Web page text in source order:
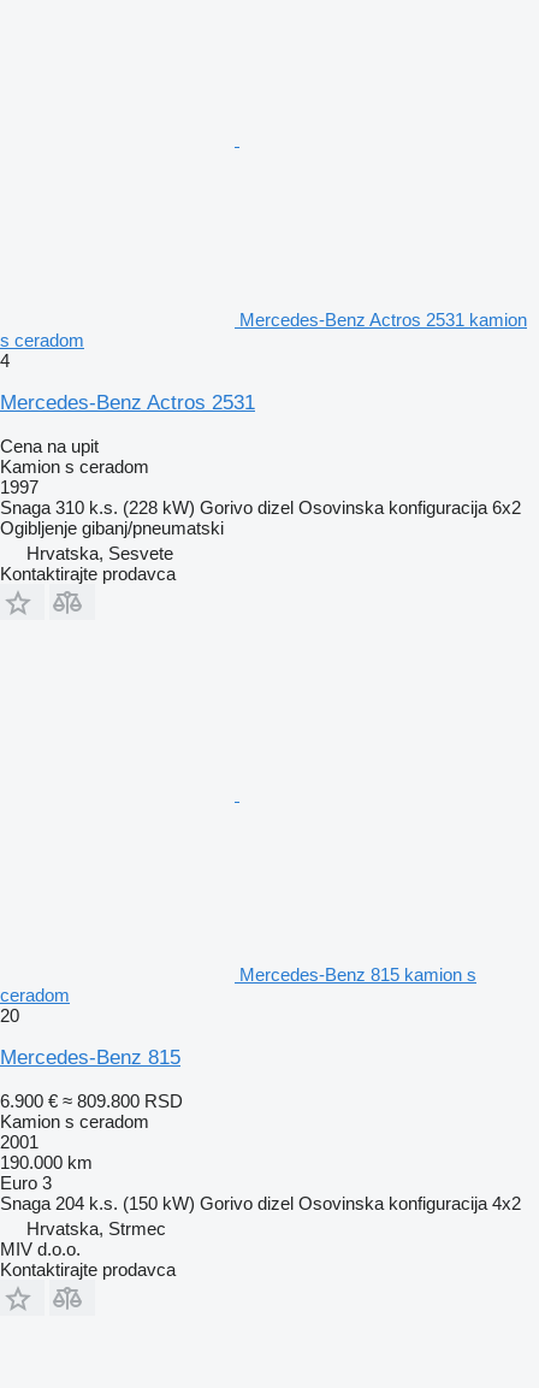
Mercedes-Benz Actros 2531 kamion
s ceradom
4
Mercedes-Benz Actros 2531
Cena na upit
Kamion s ceradom
1997
Snaga 310 k.s. (228 kW) Gorivo dizel Osovinska konfiguracija 6x2
Ogibljenje gibanj/pneumatski
Hrvatska, Sesvete
Kontaktirajte prodavca
Mercedes-Benz 815 kamion s
ceradom
20
Mercedes-Benz 815
6.900 € ≈ 809.800 RSD
Kamion s ceradom
2001
190.000 km
Euro 3
Snaga 204 k.s. (150 kW) Gorivo dizel Osovinska konfiguracija 4x2
Hrvatska, Strmec
MIV d.o.o.
Kontaktirajte prodavca